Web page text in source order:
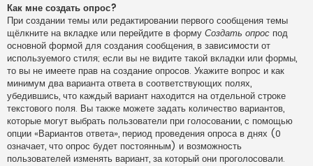
Как мне создать опрос?
При создании темы или редактировании первого сообщения темы
щёлкните на вкладке или перейдите в форму Создать опрос под
основной формой для создания сообщения, в зависимости от
используемого стиля; если вы не видите такой вкладки или формы,
то вы не имеете прав на создание опросов. Укажите вопрос и как
минимум два варианта ответа в соответствующих полях,
убедившись, что каждый вариант находится на отдельной строке
текстового поля. Вы также можете задать количество вариантов,
которые могут выбрать пользователи при голосовании, с помощью
опции «Вариантов ответа», период проведения опроса в днях (0
означает, что опрос будет постоянным) и возможность
пользователей изменять вариант, за который они проголосовали.